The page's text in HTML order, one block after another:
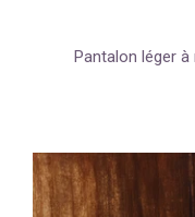
Pantalon léger